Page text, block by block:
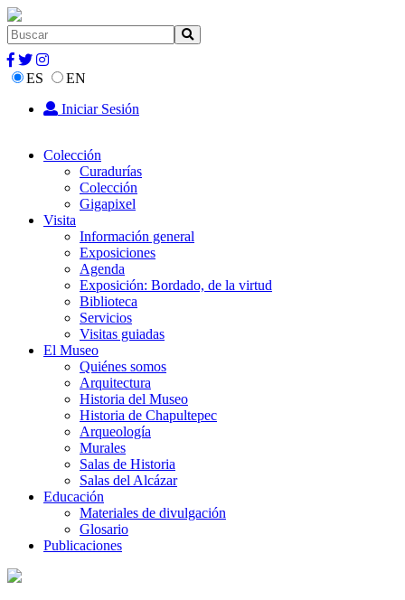
ES
EN
Iniciar Sesión
Colección
Curadurías
Colección
Gigapixel
Visita
Información general
Exposiciones
Agenda
Exposición: Bordado, de la virtud
Biblioteca
Servicios
Visitas guiadas
El Museo
Quiénes somos
Arquitectura
Historia del Museo
Historia de Chapultepec
Arqueología
Murales
Salas de Historia
Salas del Alcázar
Educación
Materiales de divulgación
Glosario
Publicaciones